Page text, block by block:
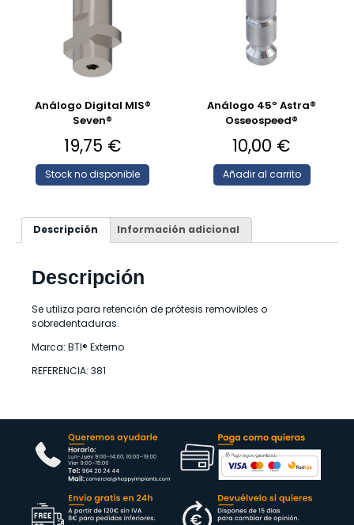
Análogo Digital MIS®
Seven®
19,75 €
Stock no disponible
Análogo 45º Astra®
Osseospeed®
10,00 €
Añadir al carrito
Descripción Información adicional
Descripción
Se utiliza para retención de prótesis removibles o
sobredentaduras.
Marca: BTI® Externo
REFERENCIA: 381